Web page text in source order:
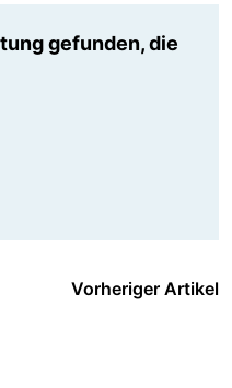
gefunden, die
Vorheriger Artikel